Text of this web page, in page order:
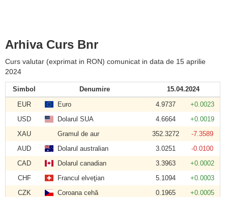
Arhiva Curs Bnr
Curs valutar (exprimat in RON) comunicat in data de 15 aprilie
2024
Simbol Denumire
15.04.2024
EUR
Euro 4.9737
+0.0023
USD
Dolarul SUA 4.6664
+0.0019
XAU
Gramul de aur 352.3272
-7.3589
AUD
Dolarul australian 3.0251
-0.0100
CAD
Dolarul canadian 3.3963
+0.0002
CHF
Francul elveţian 5.1094
+0.0003
CZK
Coroana cehă 0.1965
+0.0005